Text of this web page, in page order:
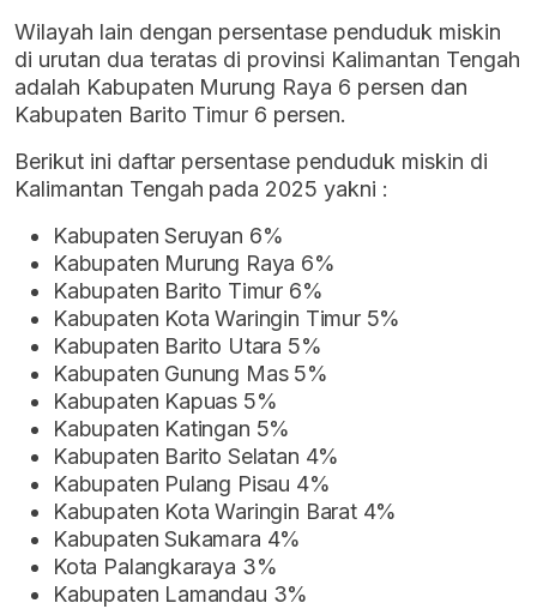
Wilayah lain dengan persentase penduduk miskin
di urutan dua teratas di provinsi Kalimantan Tengah
adalah Kabupaten Murung Raya 6 persen dan
Kabupaten Barito Timur 6 persen.
Berikut ini daftar persentase penduduk miskin di
Kalimantan Tengah pada 2025 yakni :
Kabupaten Seruyan 6%
Kabupaten Murung Raya 6%
Kabupaten Barito Timur 6%
Kabupaten Kota Waringin Timur 5%
Kabupaten Barito Utara 5%
Kabupaten Gunung Mas 5%
Kabupaten Kapuas 5%
Kabupaten Katingan 5%
Kabupaten Barito Selatan 4%
Kabupaten Pulang Pisau 4%
Kabupaten Kota Waringin Barat 4%
Kabupaten Sukamara 4%
Kota Palangkaraya 3%
Kabupaten Lamandau 3%